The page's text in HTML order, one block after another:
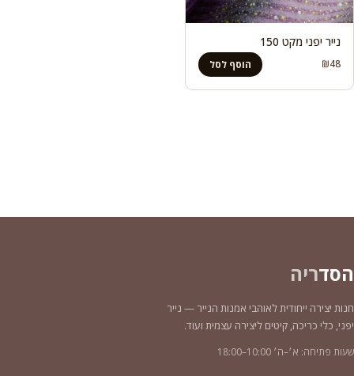
נייר יפני מקט 150
₪48 הוסף לסל
הסדריה
חנות יצירה ייחודית לאוהבי אמנות הנייר — נייר
יפני, כלי כריכה, קיטים ליצירה עצמית ועוד.
שעות פתיחה: א׳–ה׳ 10:00–18:00